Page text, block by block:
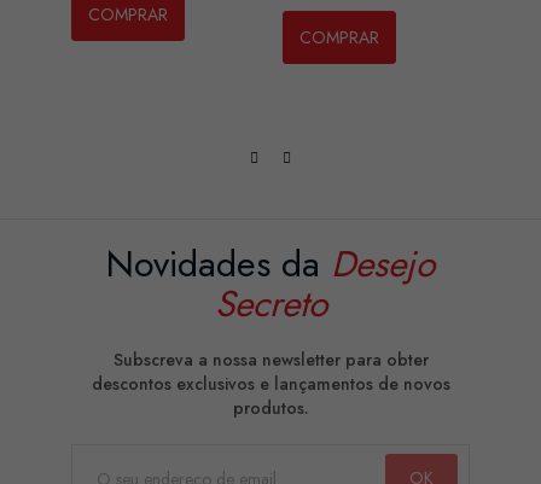
COMPRAR
COMPRAR
Novidades da Desejo
Secreto
Subscreva a nossa newsletter para obter
descontos exclusivos e lançamentos de novos
produtos.